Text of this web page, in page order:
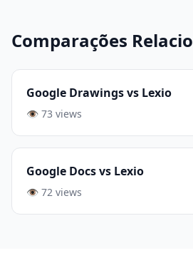
Comparações
Google Drawings vs Lexio
👁️ 73 views
Google Docs vs Lexio
👁️ 72 views